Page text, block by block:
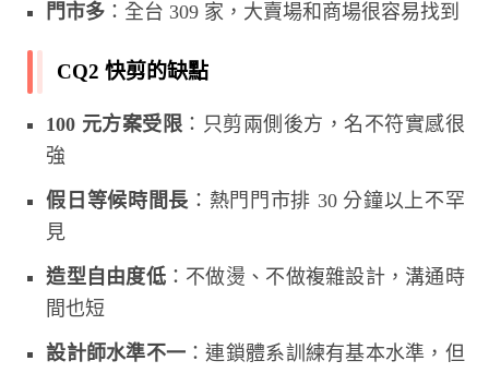
門市多 ：全台 309 家，大賣場和商場很容易找到
CQ2 快剪的缺點
100 元方案受限 ：只剪兩側後方，名不符實感很
強
假日等候時間長 ：熱門門市排 30 分鐘以上不罕
見
造型自由度低：不做燙、不做複雜設計，溝通時
間也短
設計師水準不一 ：連鎖體系訓練有基本水準，但